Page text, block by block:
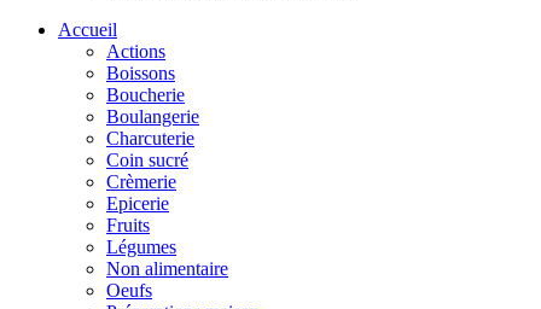
Accueil
Actions
Boissons
Boucherie
Boulangerie
Charcuterie
Coin sucré
Crèmerie
Epicerie
Fruits
Légumes
Non alimentaire
Oeufs